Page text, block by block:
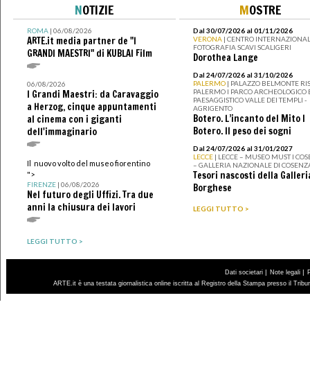
NOTIZIE
ROMA| 06/08/2026
ARTE.it media partner de "I
GRANDI MAESTRI" di KUBLAI Film
06/08/2026
I Grandi Maestri: da Caravaggio
a Herzog, cinque appuntamenti
al cinema con i giganti
dell'immaginario
Il nuovo volto del museo fiorentino
">
FIRENZE| 06/08/2026
Nel futuro degli Uffizi. Tra due
anni la chiusura dei lavori
LEGGI TUTTO >
MOSTRE
Dal 30/07/2026 al 01/11/2026
VERONA | CENTRO
FOTOGRAFIA SCAVI SCALIGERI
Dorothea Lange
Dal 24/07/2026 al 31/10/2026
PALERMO | PALAZZO BELMONTE
PALERMO I PARCO ARCHEOLOGICO
PAESAGGISTICO VALLE DEI TEMPLI -
AGRIGENTO
Botero. L’incanto del Mito I
Botero. Il peso dei sogni
Dal 24/07/2026 al 31/01/2027
LECCE | LECCE – MUSEO MUST I
– GALLERIA NAZIONALE DI
Tesori nascosti della
Borghese
LEGGI TUTTO >
Dati societari | Note legali |
ARTE.it è una testata giornalistica online iscritta al Registro della Stampa presso il